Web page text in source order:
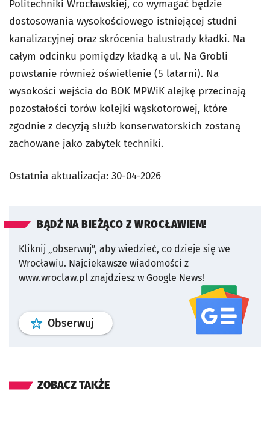
Politechniki Wrocławskiej, co wymagać będzie
dostosowania wysokościowego istniejącej studni
kanalizacyjnej oraz skrócenia balustrady kładki. Na
całym odcinku pomiędzy kładką a ul. Na Grobli
powstanie również oświetlenie (5 latarni). Na
wysokości wejścia do BOK MPWiK alejkę przecinają
pozostałości torów kolejki wąskotorowej, które
zgodnie z decyzją służb konserwatorskich zostaną
zachowane jako zabytek techniki.
Ostatnia aktualizacja: 30-04-2026
BĄDŹ NA BIEŻĄCO Z WROCŁAWIEM!
Kliknij „obserwuj”, aby wiedzieć, co dzieje się we
Wrocławiu. Najciekawsze wiadomości z
www.wroclaw.pl znajdziesz w Google News!
Obserwuj profil serwisu
ZOBACZ TAKŻE